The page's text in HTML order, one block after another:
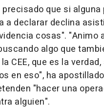
precisado que si alguna
a declarar declina
cosas". "Animo
algo que
CEE, que es la
en eso", ha
"hacer una
alguien".